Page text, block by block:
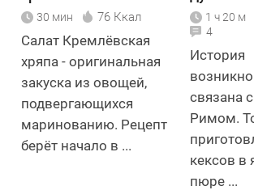
30 мин 76 Ккал
Салат Кремлёвская
хряпа - оригинальная
закуска из овощей,
подвергающихся
маринованию. Рецепт
берёт начало в ...
1 ч 20 м
4
История
связана
Римом.
кексов в
пюре ...